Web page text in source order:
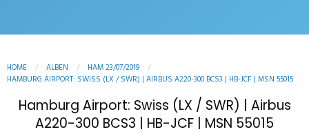
HOME ALBEN
HAM 23/07/2019
HAMBURG AIRPORT: SWISS (LX / SWR) | AIRBUS A220-300 BCS3 | HB-JCF | MSN 55015
Hamburg Airport: Swiss (LX / SWR) | Airbus
A220-300 BCS3 | HB-JCF | MSN 55015